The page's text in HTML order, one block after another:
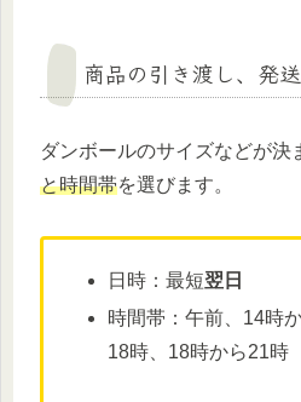
商品の引き渡し、発送
ダンボールのサイズなどが決
と時間帯を選びます。
日時：最短翌日
時間帯：午前、14時
18時、18時から21時